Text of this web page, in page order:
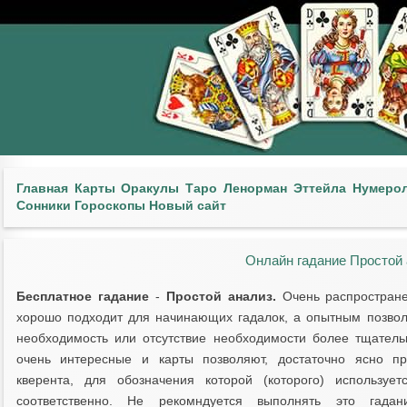
Главная Карты Оракулы Таро Ленорман Эттейла
Сонники Гороскопы Новый сайт
Онлайн гадание Простой
Бесплатное гадание- Простой анализ. Очень
хорошо подходит для начинающих гадалок, а опытным
необходимость или отсутствие необходимости более
очень интересные и карты позволяют, достаточно ясно
кверента, для обозначения которой (которого)
соответственно. Не рекомндуется выполнять это